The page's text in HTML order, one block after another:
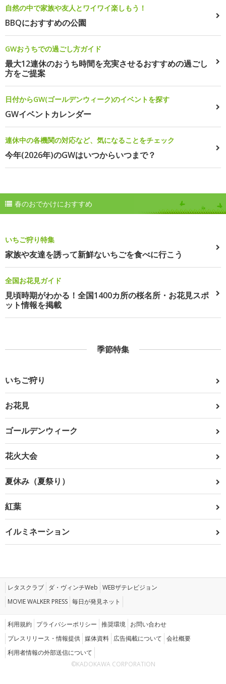
自然の中で家族や友人とワイワイ楽しもう！
BBQにおすすめの公園
GWおうちでの過ごし方ガイド
最大12連休のおうち時間を充実させるおすすめの過ごし
方をご提案
日付からGW(ゴールデンウィーク)のイベントを探す
GWイベントカレンダー
連休中の各機関の対応など、気になることをチェック
今年(2026年)のGWはいつからいつまで？
春のおでかけにおすすめ
いちご狩り特集
家族や友達を誘って新鮮ないちごを食べに行こう
全国お花見ガイド
見頃時期がわかる！全国1400カ所の桜名所・お花見スポ
ット情報を掲載
季節特集
いちご狩り
お花見
ゴールデンウィーク
花火大会
夏休み（夏祭り）
紅葉
イルミネーション
レタスクラブ ダ・ヴィンチWeb WEBザテレビジョン
MOVIE WALKER PRESS 毎日が発見ネット
利用規約 プライバシーポリシー 推奨環境 お問い合わせ
プレスリリース・情報提供 媒体資料 広告掲載について 会社概要
利用者情報の外部送信について
©KADOKAWA CORPORATION